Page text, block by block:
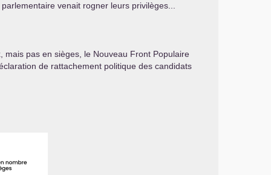
venait rogner leurs privilèges...
mais pas en sièges, le Nouveau Front Populaire
de rattachement politique des candidats